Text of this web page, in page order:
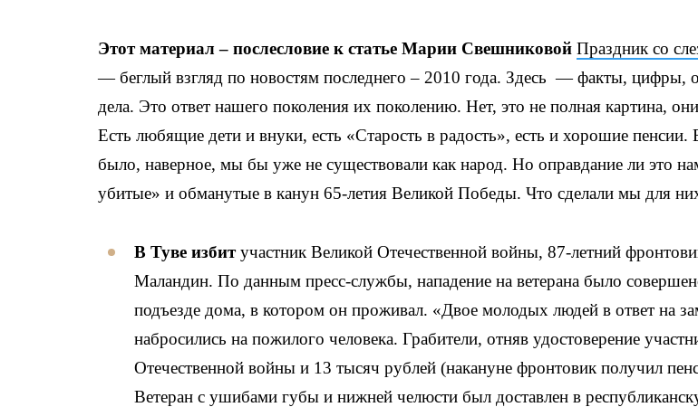
Этот материал – послесловие к статье Марии Свешниковой Праздник со
— беглый взгляд по новостям последнего – 2010 года. Здесь — факты, цифры,
дела. Это ответ нашего поколения их поколению. Нет, это не полная картина,
Есть любящие дети и внуки, есть «Старость в радость», есть и хорошие пенсии.
было, наверное, мы бы уже не существовали как народ. Но оправдание ли это
убитые» и обманутые в канун 65-летия Великой Победы. Что сделали мы для
В Туве избитучастник Великой Отечественной войны, 87-летний
Маландин. По данным пресс-службы, нападение на ветерана было
подъезде дома, в котором он проживал. «Двое молодых людей в ответ на
набросились на пожилого человека. Грабители, отняв удостоверение
Отечественной войны и 13 тысяч рублей (накануне фронтовик получил
Ветеран с ушибами губы и нижней челюсти был доставлен в